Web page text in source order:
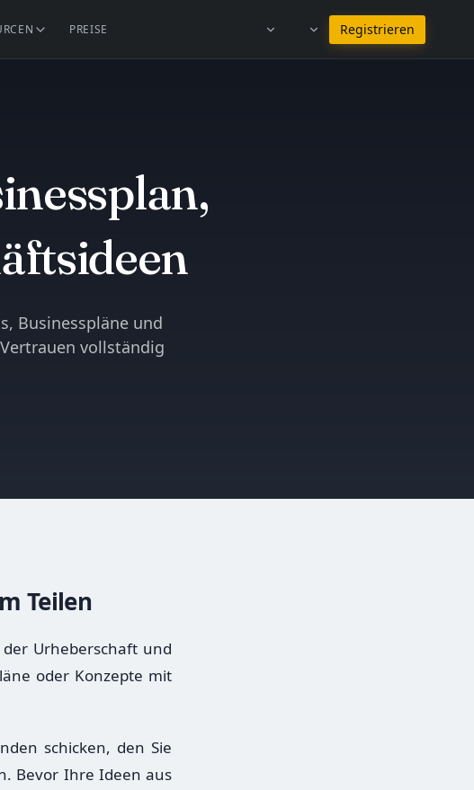
Bei Deutsch bleiben
PREISE Registrieren
Businesspläne und
vollständig
Teilen
Urheberschaft und
oder Konzepte mit
schicken, den Sie
Bevor Ihre Ideen aus